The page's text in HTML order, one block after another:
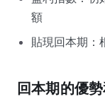
額
貼現回本期：
回本期的優